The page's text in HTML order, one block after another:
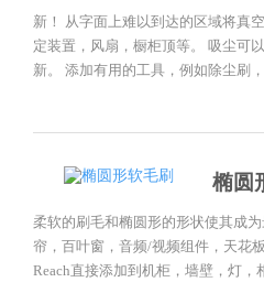
新！ 从字面上难以到达的区域将真
定装置，风扇，橱柜顶等。 吸尘可
新。 添加有用的工具，例如除尘刷
椭圆
柔软的刷毛和椭圆形的形状使其成
帘，百叶窗，音频/视频组件，天花
Reach直接添加到机柜，墙壁，灯，